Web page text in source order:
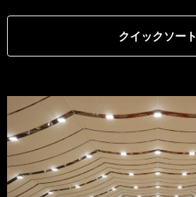
クイックソート